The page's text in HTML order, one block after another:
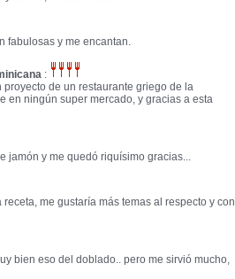
fabulosas y me encantan.
:
de un restaurante griego de la
en ningún super mercado, y gracias a esta
jamón y me quedó riquísimo gracias...
me gustaría más temas al respecto y con
bien eso del doblado.. pero me sirvió mucho,